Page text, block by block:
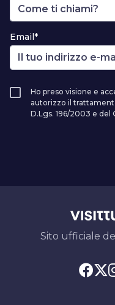
Email*
Ho preso visione e
autorizzo il
D.Lgs. 196/2003 e del
Sito ufficiale